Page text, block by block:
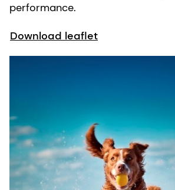
performance.
Download leaflet